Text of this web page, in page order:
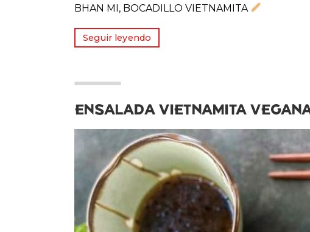
BHAN MI, BOCADILLO VIETNAMITA
Seguir leyendo
ENSALADA VIETNAMITA